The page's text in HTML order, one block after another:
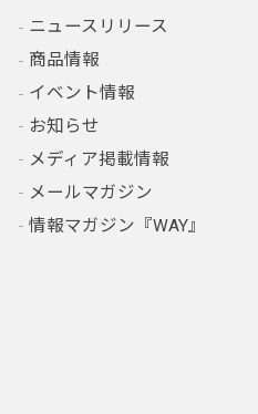
ニュースリリース
商品情報
イベント情報
お知らせ
メディア掲載情報
メールマガジン
情報マガジン『WAY』